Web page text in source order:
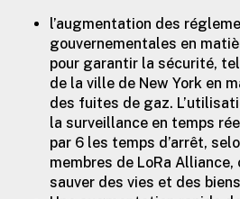
l’augmentation des
gouvernementales en
pour garantir la sécurité,
de la ville de New York en
des fuites de gaz.
la surveillance en temps
par 6 les temps d’arrêt,
membres de LoRa Alliance,
sauver des vies et des